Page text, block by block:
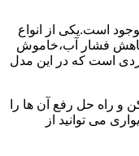
است.یکی از انواع
فشار آب،خاموش
است که در این مدل
و راه حل رفع آن ها را
می توانید از